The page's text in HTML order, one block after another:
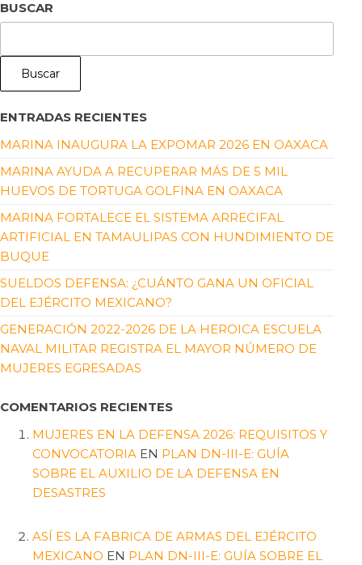
BUSCAR
Buscar
ENTRADAS RECIENTES
MARINA INAUGURA LA EXPOMAR 2026 EN OAXACA
MARINA AYUDA A RECUPERAR MÁS DE 5 MIL
HUEVOS DE TORTUGA GOLFINA EN OAXACA
MARINA FORTALECE EL SISTEMA ARRECIFAL
ARTIFICIAL EN TAMAULIPAS CON HUNDIMIENTO DE
BUQUE
SUELDOS DEFENSA: ¿CUÁNTO GANA UN OFICIAL
DEL EJÉRCITO MEXICANO?
GENERACIÓN 2022-2026 DE LA HEROICA ESCUELA
NAVAL MILITAR REGISTRA EL MAYOR NÚMERO DE
MUJERES EGRESADAS
COMENTARIOS RECIENTES
MUJERES EN LA DEFENSA 2026: REQUISITOS Y
CONVOCATORIA EN PLAN DN-III-E: GUÍA
SOBRE EL AUXILIO DE LA DEFENSA EN
DESASTRES
ASÍ ES LA FABRICA DE ARMAS DEL EJÉRCITO
MEXICANO EN PLAN DN-III-E: GUÍA SOBRE EL